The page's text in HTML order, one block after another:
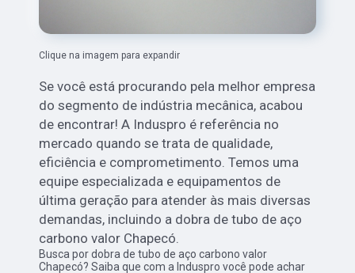
Clique na imagem para expandir
Se você está procurando pela melhor empresa
do segmento de indústria mecânica, acabou
de encontrar! A Induspro é referência no
mercado quando se trata de qualidade,
eficiência e comprometimento. Temos uma
equipe especializada e equipamentos de
última geração para atender às mais diversas
demandas, incluindo a dobra de tubo de aço
carbono valor Chapecó.
Busca por dobra de tubo de aço carbono valor
Chapecó? Saiba que com a Induspro você pode achar